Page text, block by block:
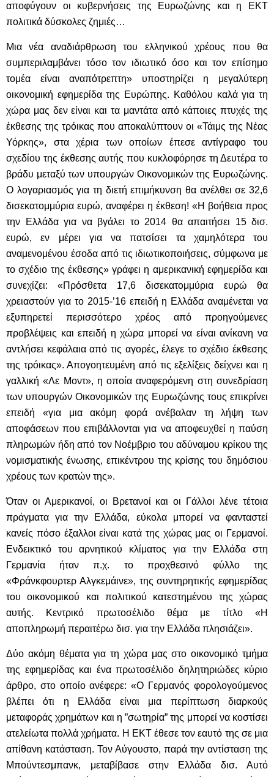
αποφύγουν οι κυβερνήσεις της Ευρωζώνης και η ΕΚΤ
πολιτικά δύσκολες ζημιές…
Μια νέα αναδιάρθρωση του ελληνικού χρέους που θα
συμπεριλαμβάνει τόσο τον ιδιωτικό όσο και τον επίσημο
τομέα είναι αναπότρεπτη» υποστηρίζει η μεγαλύτερη
οικονομική εφημερίδα της Ευρώπης. Καθόλου καλά για τη
χώρα μας δεν είναι και τα μαντάτα από κάποιες πτυχές της
έκθεσης της τρόικας που αποκαλύπτουν οι «Τάιμς της Νέας
Υόρκης», στα χέρια των οποίων έπεσε αντίγραφο του
σχεδίου της έκθεσης αυτής που κυκλοφόρησε τη Δευτέρα το
βράδυ μεταξύ των υπουργών Οικονομικών της Ευρωζώνης.
Ο λογαριασμός για τη διετή επιμήκυνση θα ανέλθει σε 32,6
δισεκατομμύρια ευρώ, αναφέρει η έκθεση! «Η βοήθεια προς
την Ελλάδα για να βγάλει το 2014 θα απαιτήσει 15 δισ.
ευρώ, εν μέρει για να πατσίσει τα χαμηλότερα του
αναμενομένου έσοδα από τις ιδιωτικοποιήσεις, σύμφωνα με
το σχέδιο της έκθεσης» γράφει η αμερικανική εφημερίδα και
συνεχίζει: «Πρόσθετα 17,6 δισεκατομμύρια ευρώ θα
χρειαστούν για το 2015-’16 επειδή η Ελλάδα αναμένεται να
εξυπηρετεί περισσότερο χρέος από προηγούμενες
προβλέψεις και επειδή η χώρα μπορεί να είναι ανίκανη να
αντλήσει κεφάλαια από τις αγορές, έλεγε το σχέδιο έκθεσης
της τρόικας». Απογοητευμένη από τις εξελίξεις δείχνει και η
γαλλική «Λε Μοντ», η οποία αναφερόμενη στη συνεδρίαση
των υπουργών Οικονομικών της Ευρωζώνης τους επικρίνει
επειδή «για μια ακόμη φορά ανέβαλαν τη λήψη των
αποφάσεων που επιβάλλονται για να αποφευχθεί η παύση
πληρωμών ήδη από τον Νοέμβριο του αδύναμου κρίκου της
νομισματικής ένωσης, επικέντρου της κρίσης του δημόσιου
χρέους των κρατών της».
Όταν οι Αμερικανοί, οι Βρετανοί και οι Γάλλοι λένε τέτοια
πράγματα για την Ελλάδα, εύκολα μπορεί να φανταστεί
κανείς πόσο έξαλλοι είναι κατά της χώρας μας οι Γερμανοί.
Ενδεικτικό του αρνητικού κλίματος για την Ελλάδα στη
Γερμανία ήταν π.χ. το προχθεσινό φύλλο της
«Φράνκφουρτερ Αλγκεμάινε», της συντηρητικής εφημερίδας
του οικονομικού και πολιτικού κατεστημένου της χώρας
αυτής. Κεντρικό πρωτοσέλιδο θέμα με τίτλο «Η
αποπληρωμή περαιτέρω δισ. για την Ελλάδα πλησιάζει».
Δύο ακόμη θέματα για τη χώρα μας στο οικονομικό τμήμα
της εφημερίδας και ένα πρωτοσέλιδο δηλητηριώδες κύριο
άρθρο, στο οποίο ανέφερε: «Ο Γερμανός φορολογούμενος
βλέπει ότι η Ελλάδα είναι μια περίπτωση διαρκούς
μεταφοράς χρημάτων και η ”σωτηρία” της μπορεί να κοστίσει
ατελείωτα πολλά χρήματα. Η ΕΚΤ έθεσε τον εαυτό της σε μια
απίθανη κατάσταση. Τον Αύγουστο, παρά την αντίσταση της
Μπούντεσμπανκ, μεταβίβασε στην Ελλάδα δισ. Αυτό